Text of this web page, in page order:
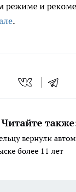
режиме и
.
Читайте
вернули
более 11 лет